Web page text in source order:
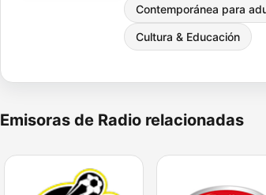
Contemporánea para
Cultura & Educación
Emisoras de Radio relacionadas